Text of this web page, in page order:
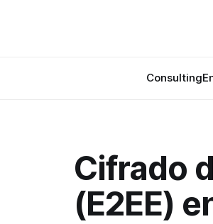
Consulting
Cifrado
(E2EE)